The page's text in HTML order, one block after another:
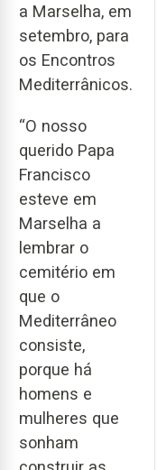
a Marselha, em
setembro, para
os Encontros
Mediterrânicos.
“O nosso
querido Papa
Francisco
esteve em
Marselha a
lembrar o
cemitério em
que o
Mediterrâneo
consiste,
porque há
homens e
mulheres que
sonham